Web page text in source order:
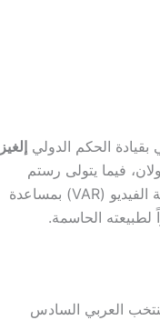
بقيادة الحكم الدولي إلغيز
غينولان، فيما يتولى رستم
لطفيلين مهمة الحكم الرابع، بينما يشرف أكرول ريسكولاياف على تقنية الفيديو (VAR) بمساعدة
الحاسمة.
العربي السادس